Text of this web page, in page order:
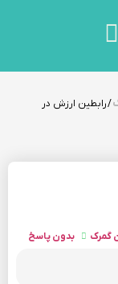
/ رابطین ارزش در
گمرک بدون پاسخ